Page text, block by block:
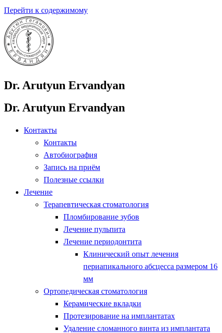
Перейти к содержимому
Dr. Arutyun Ervandyan
Dr. Arutyun Ervandyan
Контакты
Контакты
Автобиография
Запись на приём
Полезные ссылки
Лечение
Терапевтическая стоматология
Пломбирование зубов
Лечение пульпита
Лечение периодонтита
Клинический опыт лечения
периапикального абсцесса размером 16
мм
Ортопедическая стоматология
Керамические вкладки
Протезирование на имплантатах
Удаление сломанного винта из имплантата